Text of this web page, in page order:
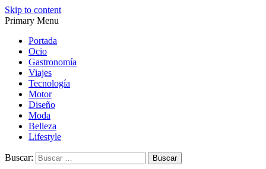
Skip to content
diseño…
diseño…
Primary Menu
Portada
Ocio
Gastronomía
Viajes
Tecnología
Motor
Diseño
Moda
Belleza
Lifestyle
Buscar: